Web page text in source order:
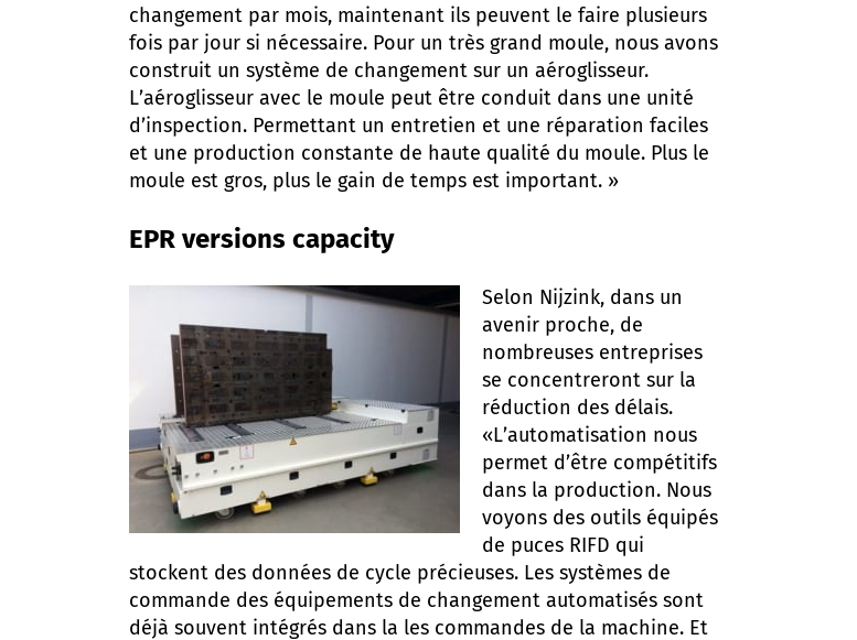
changement par mois, maintenant ils peuvent le faire plusieurs
fois par jour si nécessaire. Pour un très grand moule, nous avons
construit un système de changement sur un aéroglisseur.
L’aéroglisseur avec le moule peut être conduit dans une unité
d’inspection. Permettant un entretien et une réparation faciles
et une production constante de haute qualité du moule. Plus le
moule est gros, plus le gain de temps est important. »
EPR versions capacity
Selon Nijzink, dans un
avenir proche, de
nombreuses entreprises
se concentreront sur la
réduction des délais.
«L’automatisation nous
permet d’être compétitifs
dans la production. Nous
voyons des outils équipés
de puces RIFD qui
stockent des données de cycle précieuses. Les systèmes de
commande des équipements de changement automatisés sont
déjà souvent intégrés dans la les commandes de la machine. Et